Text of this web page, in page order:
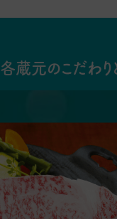
各蔵元のこだわ